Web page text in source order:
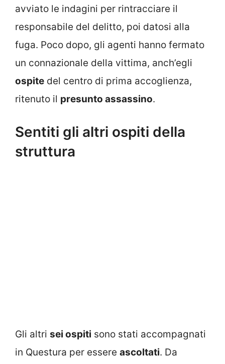
avviato le indagini per rintracciare il
responsabile del delitto, poi datosi alla
fuga. Poco dopo, gli agenti hanno fermato
un connazionale della vittima, anch’egli
ospite del centro di prima accoglienza,
ritenuto il presunto assassino.
Sentiti gli altri ospiti della
struttura
Gli altri sei ospiti sono stati accompagnati
in Questura per essere ascoltati. Da